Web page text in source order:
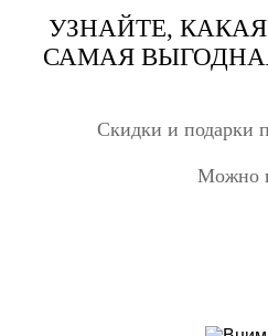
УЗНАЙТЕ,
САМАЯ
Скидки и подарки
Можно